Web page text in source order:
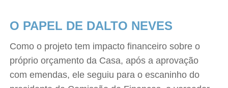
O PAPEL DE DALTO NEVES
Como o projeto tem impacto financeiro sobre o
próprio orçamento da Casa, após a aprovação
com emendas, ele seguiu para o escaninho do